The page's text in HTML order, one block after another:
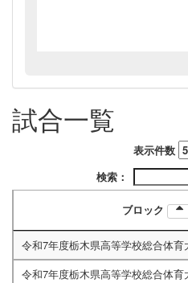
試合一覧
表示件数
検索：
ブロック
令和7年度栃木県高等学校総合体
令和7年度栃木県高等学校総合体